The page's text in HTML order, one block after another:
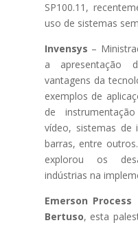
SP100.11,
uso de sistemas
Invensys –
a apresentação
vantagens da
exemplos de
de
vídeo, sistemas de
barras, entre
explorou os
indústrias na
Emerson Process
Bertuso, esta